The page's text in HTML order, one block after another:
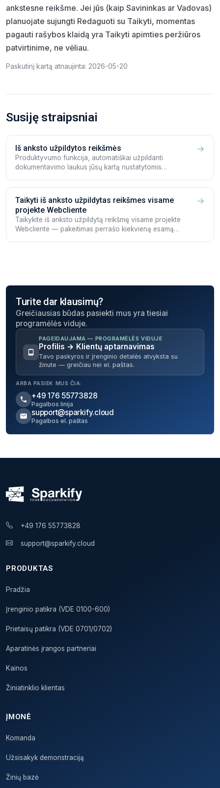
ankstesne reikšme. Jei jūs (kaip Savininkas ar Vadovas)
planuojate sujungti Redaguoti su Taikyti, momentas
pagauti rašybos klaidą yra Taikyti apimties peržiūros
patvirtinime, ne vėliau.
Paskutinį kartą atnaujinta: 2026-05-20
Susiję straipsniai
Iš anksto užpildytos reikšmės
Produktyvumo funkcija, automatiškai užpildanti
dokumentavimo laukus jūsų kartą nustatytomis
Projektą, iOS, Android ir Webcliente.
→
Taikyti iš anksto užpildytas reikšmes visame
projekte Webcliente
Taikykite iš anksto užpildytą reikšmę visame projekte
Webcliente — pakeitimas perrašo kiekvieną esamą
→
Turite dar klausimų?
Greičiausias būdas pasiekti mus yra tiesiai
programėlės viduje.
PAGEIDAUJAMA — PROGRAMĖLĖS VIDUJE
Profilis → Klientų aptarnavimas
Tavo paskyros ir įrenginio detalės atvyksta su
žinute — greičiau nei el. paštas.
ARBA PASIEK MUS ČIA:
+49 176 55773828
Pagalbos linija
support@sparkify.cloud
Pagalbos el. paštas
+49 176 55773828
support@sparkify.cloud
PRODUKTAS
Pradžia
Įrenginio patikra (VDE 0100-600)
Prietaisų patikra (VDE 0701/0702)
Aparatinės įrangos partneriai
Kainos
Žiniatinklio klientas
ĮMONĖ
Komanda
Užsisakyk demonstraciją
Žinių bazė